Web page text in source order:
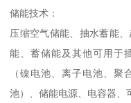
储能技术：
压缩空气储能、抽水蓄能
能、蓄储能及其他可用于
（镍电池、离子电池、
池）、储能电源、电容器、